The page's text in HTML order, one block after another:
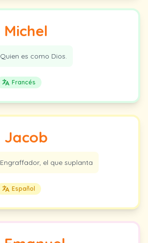
Michel
Quien es como Dios.
Francés
Jacob
Engraffador, el que suplanta
Español